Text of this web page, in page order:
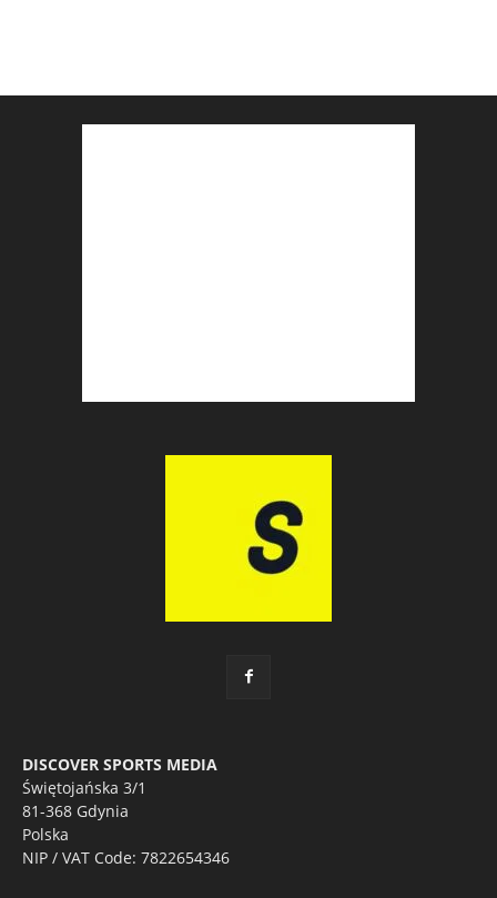
DISCOVER SPORTS MEDIA
Świętojańska 3/1
81-368 Gdynia
Polska
NIP / VAT Code: 7822654346